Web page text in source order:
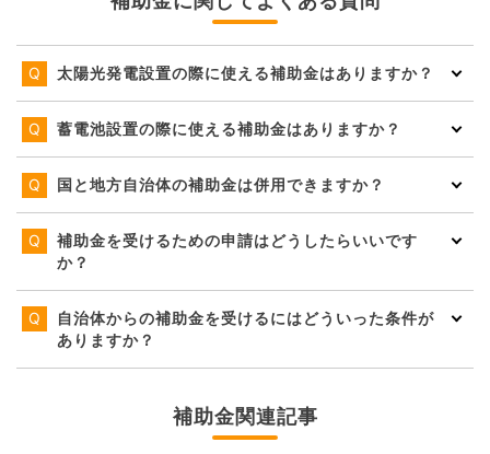
太陽光発電設置の際に使える補助金はありますか？
蓄電池設置の際に使える補助金はありますか？
国と地方自治体の補助金は併用できますか？
補助金を受けるための申請はどうしたらいいです
か？
自治体からの補助金を受けるにはどういった条件が
ありますか？
補助金関連記事